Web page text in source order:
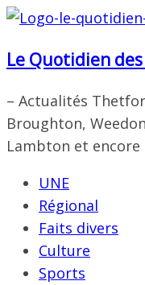
Passer
contenu
Le Quotidien des
– Actualités
Broughton,
Lambton et encore
UNE
Régional
Faits divers
Culture
Sports